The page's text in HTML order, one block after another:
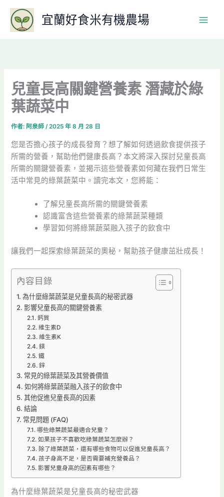
要
宜蘭好食米有機農場
兒童長高關鍵營養素 潛藏於綠
葉蔬菜中
作者: 阿泉師/2025 年 8 月 28 日
您是否擔心孩子的成長發育？想了解如何透過飲食提供孩子
所需的營養，幫助他們健康長高？本文將深入探討兒童長高
所需的關鍵營養素，並揭示這些營養素如何藏在我們日常生
活中常見的綠葉蔬菜中。讀完本文，您將能：
了解兒童長高所需的關鍵營養素
認識富含這些營養素的綠葉蔬菜種類
學習如何將綠葉蔬菜融入孩子的飲食中
讓我們一起探索綠葉蔬菜的奧秘，幫助孩子健康茁壯成長！
內容目錄
為什麼綠葉蔬菜是兒童長高的秘密武器
影響兒童長高的關鍵營養素
鈣質
維生素D
維生素K
鎂
鐵
鋅
常見的綠葉蔬菜及其營養價值
如何將綠葉蔬菜融入孩子的飲食中
其他促進兒童長高的因素
結論
常見問題 (FAQ)
哪些綠葉蔬菜最適合兒童？
如果孩子不喜歡吃綠葉蔬菜怎麼辦？
除了綠葉蔬菜，還有哪些食物可以促進兒童長高？
孩子身高不足，是否需要補充營養品？
影響兒童身高的因素有哪些？
為什麼綠葉蔬菜是兒童長高的秘密武器